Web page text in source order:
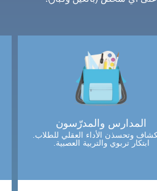
المدارس والمدرّسون
وتحسذن الأداء العقلي للطلاب.
ابتكار تربوي والتربية العصبية.